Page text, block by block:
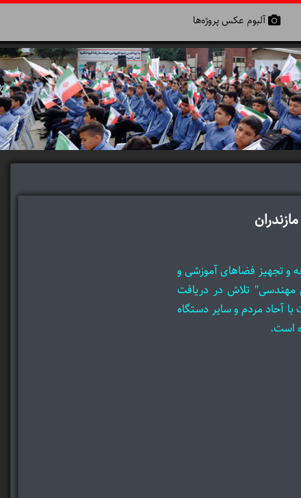
آلبوم عکس پروژه‌ها
و تجهیز فضاهای آموزشی و
مهندسی" تلاش در دریافت
آحاد مردم و سایر دستگاه
است.